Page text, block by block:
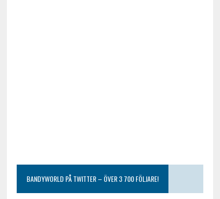
BANDYWORLD PÅ TWITTER – ÖVER 3 700 FÖLJARE!